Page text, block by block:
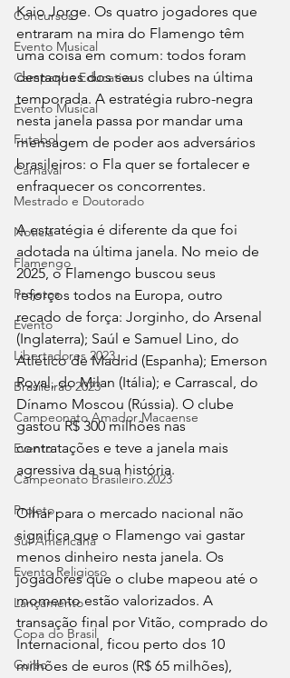
Concursos
Evento Musical
Campanha Educativa
Evento Musical
Futebol
Carnaval
Mestrado e Doutorado
Notícia
Flamengo
Projetos
Evento
Libertadores 2023
Brasileirão 2023
Campeonato Amador Macaense
Evento
Campeonato Brasileiro.2023
Projeto
Sul-Americana
Evento Religioso
Lançamento
Copa do Brasil
Curso
Kaio Jorge. Os quatro jogadores que
entraram na mira do Flamengo têm
uma coisa em comum: todos foram
destaques dos seus clubes na última
temporada. A estratégia rubro-negra
nesta janela passa por mandar uma
mensagem de poder aos adversários
brasileiros: o Fla quer se fortalecer e
enfraquecer os concorrentes.
A estratégia é diferente da que foi
adotada na última janela. No meio de
2025, o Flamengo buscou seus
reforços todos na Europa, outro
recado de força: Jorginho, do Arsenal
(Inglaterra); Saúl e Samuel Lino, do
Atlético de Madrid (Espanha); Emerson
Royal, do Milan (Itália); e Carrascal, do
Dínamo Moscou (Rússia). O clube
gastou R$ 300 milhões nas
contratações e teve a janela mais
agressiva da sua história.
Olhar para o mercado nacional não
significa que o Flamengo vai gastar
menos dinheiro nesta janela. Os
jogadores que o clube mapeou até o
momento estão valorizados. A
transação final por Vitão, comprado do
Internacional, ficou perto dos 10
milhões de euros (R$ 65 milhões),